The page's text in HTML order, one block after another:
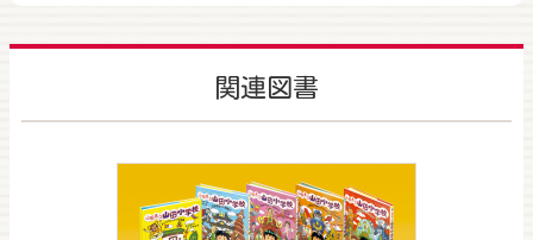
関連図書